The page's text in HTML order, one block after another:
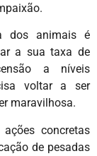
dos animais é
a sua taxa de
a níveis
voltar a ser
maravilhosa.
concretas
de pesadas